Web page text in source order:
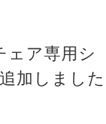
ェア専用シ
加しました